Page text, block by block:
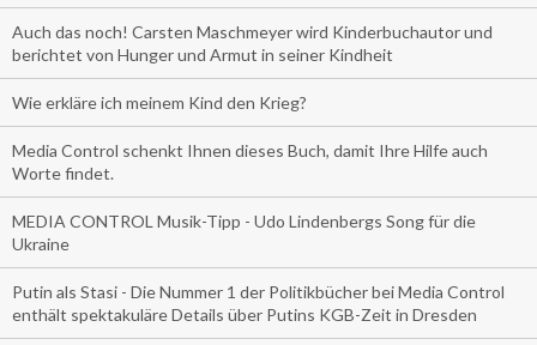
Auch das noch! Carsten Maschmeyer wird Kinderbuchautor und
berichtet von Hunger und Armut in seiner Kindheit
Wie erkläre ich meinem Kind den Krieg?
Media Control schenkt Ihnen dieses Buch, damit Ihre Hilfe auch
Worte findet.
MEDIA CONTROL Musik-Tipp - Udo Lindenbergs Song für die
Ukraine
Putin als Stasi - Die Nummer 1 der Politikbücher bei Media Control
enthält spektakuläre Details über Putins KGB-Zeit in Dresden